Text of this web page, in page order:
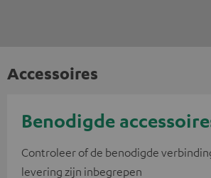
Accessoires
Benodigde
Controleer of de benodigde
levering zijn inbegrepen